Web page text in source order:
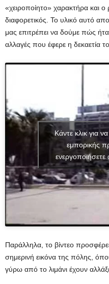
«χειροποίητο» χαρακτήρα και
διαφορετικός. Το υλικό αυτό
μας επιτρέπει να δούμε πώς
αλλαγές που έφερε η δεκαετία
Κάντε κλικ για
εμπορικής
ενεργοποιήσετε
Παράλληλα, το βίντεο
σημερινή εικόνα της πόλης,
γύρω από το λιμάνι έχουν